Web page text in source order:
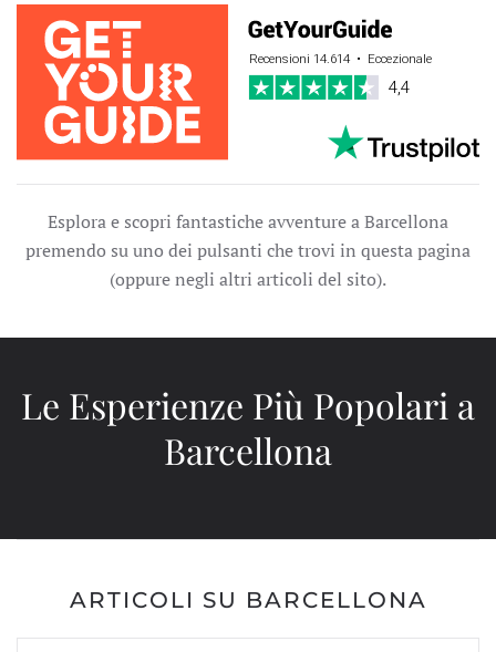
Esplora e scopri fantastiche avventure a Barcellona
premendo su uno dei pulsanti che trovi in questa pagina
(oppure negli altri articoli del sito).
Le Esperienze Più Popolari a
Barcellona
ARTICOLI SU BARCELLONA